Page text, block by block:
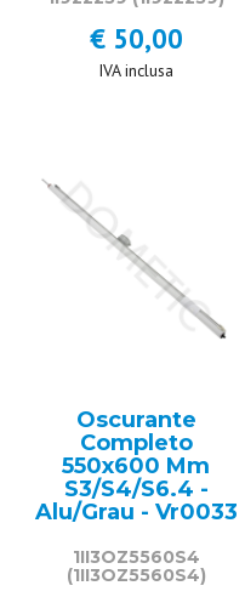
€ 50,00
IVA inclusa
Oscurante
Completo
550x600 Mm
S3/S4/S6.4 -
Alu/Grau - Vr0033
1II3OZ5560S4
(1II3OZ5560S4)